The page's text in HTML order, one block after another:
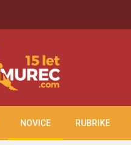
NOVICE RUBRIKE